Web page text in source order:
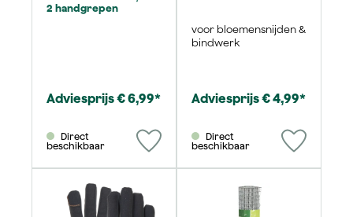
2 handgrepen
Adviesprijs € 6,99*
beschikbaar
voor bloemensnijden &
bindwerk
Adviesprijs € 4,99*
beschikbaar